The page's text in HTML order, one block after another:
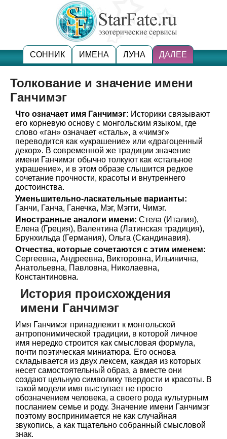
СОННИК ИМЕНА ЛУНА ДАЛЕЕ
Толкование и значение имени
Ганчимэг
Что означает имя Ганчимэг: Историки связывают
его корневую основу с монгольским языком, где
слово «ган» означает «сталь», а «чимэг»
переводится как «украшение» или «драгоценный
декор». В современной же традиции значение
имени Ганчимэг обычно толкуют как «стальное
украшение», и в этом образе слышится редкое
сочетание прочности, красоты и внутреннего
достоинства.
Уменьшительно-ласкательные варианты:
Ганчи, Ганча, Ганечка, Мэг, Мэгги, Чимэг.
Иностранные аналоги имени: Стела (Италия),
Елена (Греция), Валентина (Латинская традиция),
Брунхильда (Германия), Ольга (Скандинавия).
Отчества, которые сочетаются с этим именем:
Сергеевна, Андреевна, Викторовна, Ильинична,
Анатольевна, Павловна, Николаевна,
Константиновна.
История происхождения
имени Ганчимэг
Имя Ганчимэг принадлежит к монгольской
антропонимической традиции, в которой личное
имя нередко строится как смысловая формула,
почти поэтическая миниатюра. Его основа
складывается из двух лексем, каждая из которых
несет самостоятельный образ, а вместе они
создают цельную символику твердости и красоты. В
такой модели имя выступает не просто
обозначением человека, а своего рода культурным
посланием семье и роду. Значение имени Ганчимэг
поэтому воспринимается не как случайная
звукопись, а как тщательно собранный смысловой
знак.